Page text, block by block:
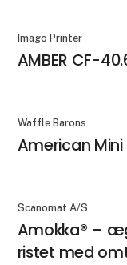
Imago Printer
AMBER CF-
Waffle Barons
American
Scanomat A/S
Amokka® –
ristet med